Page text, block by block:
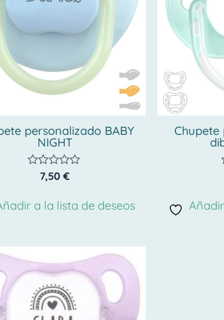
personalizado BABY
NIGHT
Valorado
de
7,50 €
a la lista de deseos